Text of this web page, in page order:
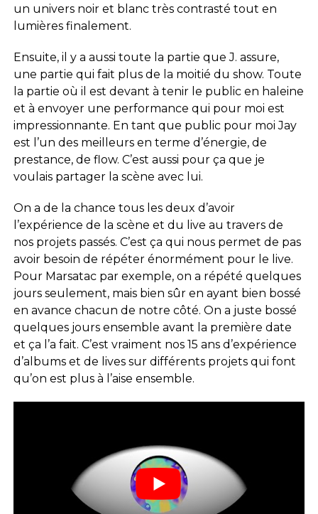
un univers noir et blanc très contrasté tout en
lumières finalement.
Ensuite, il y a aussi toute la partie que J. assure,
une partie qui fait plus de la moitié du show. Toute
la partie où il est devant à tenir le public en haleine
et à envoyer une performance qui pour moi est
impressionnante. En tant que public pour moi Jay
est l’un des meilleurs en terme d’énergie, de
prestance, de flow. C’est aussi pour ça que je
voulais partager la scène avec lui.
On a de la chance tous les deux d’avoir
l’expérience de la scène et du live au travers de
nos projets passés. C’est ça qui nous permet de pas
avoir besoin de répéter énormément pour le live.
Pour Marsatac par exemple, on a répété quelques
jours seulement, mais bien sûr en ayant bien bossé
en avance chacun de notre côté. On a juste bossé
quelques jours ensemble avant la première date
et ça l’a fait. C’est vraiment nos 15 ans d’expérience
d’albums et de lives sur différents projets qui font
qu’on est plus à l’aise ensemble.